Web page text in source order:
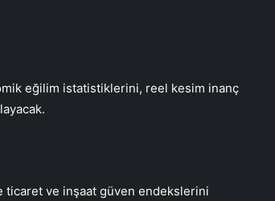
eğilim istatistiklerini, reel kesim inanç
ticaret ve inşaat güven endekslerini